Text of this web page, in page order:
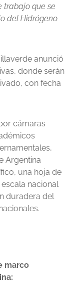
trabajo que se
del Hidrógeno
anunció
donde serán
con fecha
cámaras
Argentina
una hoja de
nacional
duradera del
marco